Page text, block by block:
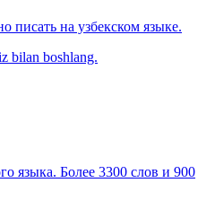
писать на узбекском языке.
bilan boshlang.
языка. Более 3300 слов и 900